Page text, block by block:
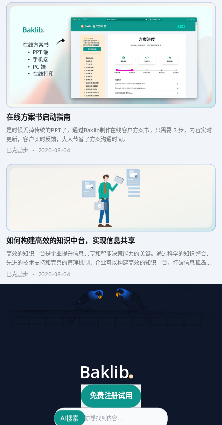
在线方案书启动指南
是时候丢掉传统的PPT了，通过Baklib制作在线客户方案书，只需要 3 步，内容实时
更新，客户实时反馈，大大节省了方案沟通时间。
巴克励步
· 2026-08-04
如何构建高效的知识中台，实现信息共享
高效的知识中台是企业提升信息共享和智能决策能力的关键。通过科学的知识整合、
先进的技术支持和完善的管理机制，企业可以构建高效的知识中台，打破信息孤岛，
增强企业竞争力。
巴克励步 · 2026-08-04
免费注册试用
Search
AI搜索